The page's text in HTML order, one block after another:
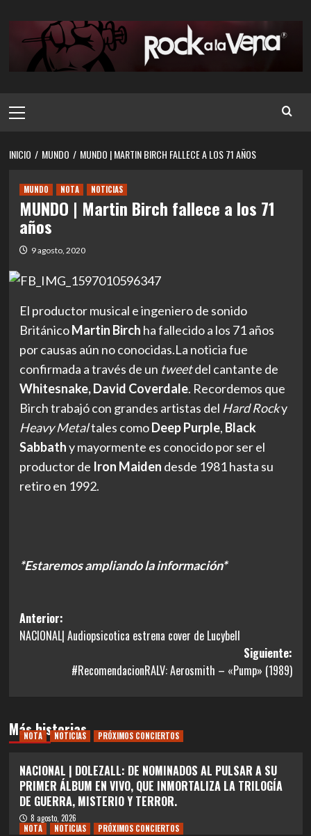
contenido
principal
INICIO MUNDO MUNDO | MARTIN BIRCH FALLECE A LOS 71 AÑOS
MUNDO NOTA NOTICIAS
MUNDO | Martin Birch fallece a los 71
años
9 agosto, 2020
El productor musical e ingeniero de sonido
BritánicoMartin Birch ha fallecido a los 71 años
por causas aún no conocidas.La noticia fue
confirmada a través de un tweetdel cantante de
Whitesnake, David Coverdale. Recordemos que
Birch trabajó con grandes artistas del Hard Rocky
Heavy Metaltales comoDeep Purple, Black
Sabbathy mayormente es conocido por ser el
productor de Iron Maiden desde 1981 hasta su
retiro en 1992.
*Estaremos ampliando la información*
Navegación
de
entradas
Anterior:
NACIONAL| Audiopsicotica estrena cover de Lucybell
Siguiente:
#RecomendacionRALV: Aerosmith – «Pump» (1989)
Más historias
NOTA NOTICIAS PRÓXIMOS CONCIERTOS
NACIONAL | DOLEZALL: DE NOMINADOS AL PULSAR A SU
PRIMER ÁLBUM EN VIVO, QUE INMORTALIZA LA TRILOGÍA
DE GUERRA, MISTERIO Y TERROR.
8 agosto, 2026
NOTA
NOTICIAS PRÓXIMOS CONCIERTOS